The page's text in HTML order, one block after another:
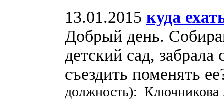
13.01.2015 куда
Добрый день.
детский сад,
съездить поменять
должность):